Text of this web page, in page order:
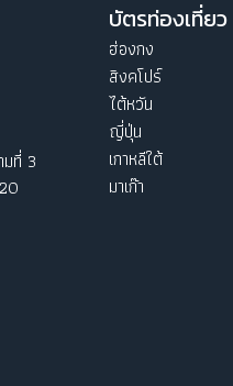
ที่ 3
บัตรท่องเที่ยว
ฮ่องกง
สิงคโปร์
ไต้หวัน
ญี่ปุ่น
เกาหลีใต้
มาเก๊า